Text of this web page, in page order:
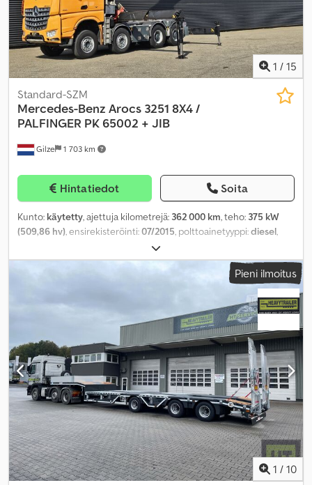
1 / 15
Gilze 1 703 km
Standard-SZM
Mercedes-Benz Arocs 3251 8X4 /
PALFINGER PK 65002 + JIB
Hintatiedot Soita
Kunto: käytetty, ajettuja kilometrejä: 362 000 km, teho: 375 kW
(509,86 hv), ensirekisteröinti:07/2015, polttoainetyyppi:diesel,
, akselikokoonpano:
4 100 mm, polttoaine:diesel, jarrut:moottorijarrutus, väri:oranssi,
makuuhytti , vaihteistotyyppi: automaattinen,
Varusteet:ABS, AdBlue, ilmastointi, jääkaappi, keskuslukitus,
luistonesto, sähköinen ikkunansäätö, tasauspyörästön lukko,
Pieni ilmoitus
1 / 10